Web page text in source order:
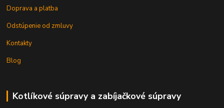
Doprava a platba
Odstúpenie od zmluvy
Kontakty
Blog
Kotlíkové súpravy a zabíjačkové súpravy